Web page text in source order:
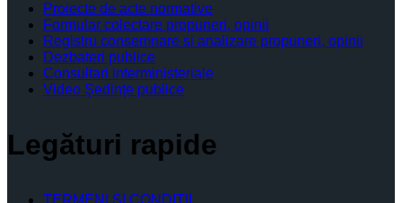
Proiecte de acte normative
Formular colectare propuneri, opinii
Registru consemnare si analizare propuneri, opinii
Dezbateri publice
Consultari interministeriale
Video Şedinţe publice
Legături rapide
TERMENI ŞI CONDIŢII